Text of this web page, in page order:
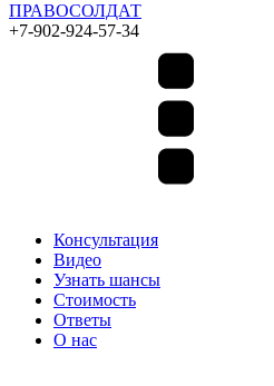
ПРАВОСОЛДАТ
+7-902-924-57-34
Консультация
Видео
Узнать шансы
Стоимость
Ответы
О нас